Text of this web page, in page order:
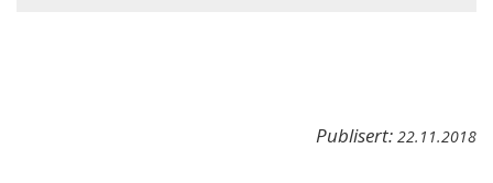
Publisert: 22.11.2018